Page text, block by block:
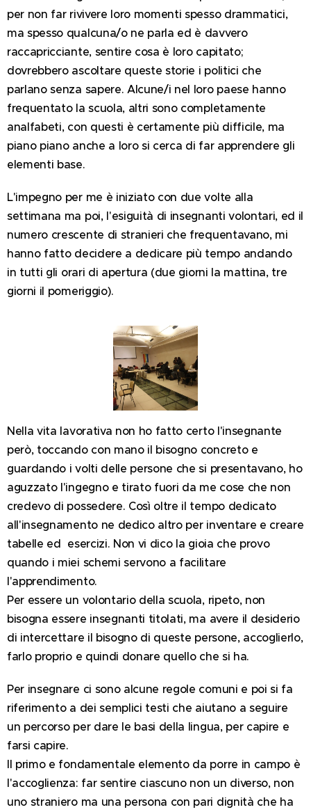
per non far rivivere loro momenti spesso drammatici,
ma spesso qualcuna/o ne parla ed è davvero
raccapricciante, sentire cosa è loro capitato;
dovrebbero ascoltare queste storie i politici che
parlano senza sapere. Alcune/i nel loro paese hanno
frequentato la scuola, altri sono completamente
analfabeti, con questi è certamente più difficile, ma
piano piano anche a loro si cerca di far apprendere gli
elementi base.
L'impegno per me è iniziato con due volte alla
settimana ma poi, l'esiguità di insegnanti volontari, ed il
numero crescente di stranieri che frequentavano, mi
hanno fatto decidere a dedicare più tempo andando
in tutti gli orari di apertura (due giorni la mattina, tre
giorni il pomeriggio).
Nella vita lavorativa non ho fatto certo l'insegnante
però, toccando con mano il bisogno concreto e
guardando i volti delle persone che si presentavano, ho
aguzzato l'ingegno e tirato fuori da me cose che non
credevo di possedere. Così oltre il tempo dedicato
all'insegnamento ne dedico altro per inventare e creare
tabelle ed esercizi. Non vi dico la gioia che provo
quando i miei schemi servono a facilitare
l'apprendimento.
Per essere un volontario della scuola, ripeto, non
bisogna essere insegnanti titolati, ma avere il desiderio
di intercettare il bisogno di queste persone, accoglierlo,
farlo proprio e quindi donare quello che si ha.
Per insegnare ci sono alcune regole comuni e poi si fa
riferimento a dei semplici testi che aiutano a seguire
un percorso per dare le basi della lingua, per capire e
farsi capire.
Il primo e fondamentale elemento da porre in campo è
l'accoglienza: far sentire ciascuno non un diverso, non
uno straniero ma una persona con pari dignità che ha